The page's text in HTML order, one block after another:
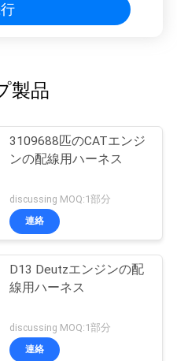
製品
3109688匹のCATエンジ
ンの配線用ハーネス
discussing MOQ:1部分
連絡
D13 Deutzエンジンの配
線用ハーネス
discussing MOQ:1部分
連絡